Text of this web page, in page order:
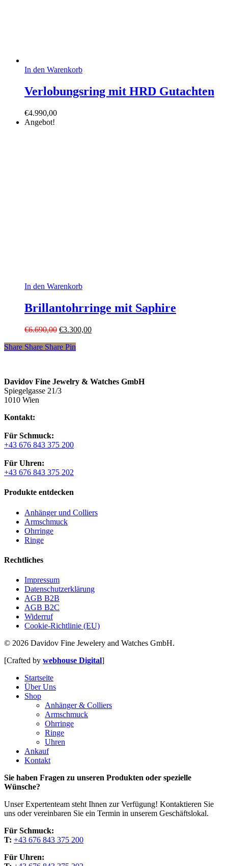
In den Warenkorb
Verlobungsring mit HRD Gutachten
€4.990,00
Angebot!
In den Warenkorb
Brillantohrringe mit Saphire
€6.690,00 Ursprünglicher
war:
€3.300,00Aktueller
Share Share Share Pin
Davidov Fine Jewelry & Watches GmbH
Spiegelgasse 21/3
1010 Wien
Kontakt:
Für Schmuck:
+43 676 843 375 200
Für Uhren:
+43 676 843 375 202
Produkte entdecken
Anhänger und Colliers
Armschmuck
Ohrringe
Ringe
Rechtliches
Impressum
Datenschutzerklärung
AGB B2B
AGB B2C
Widerruf
Cookie-Richtlinie (EU)
© 2026 Davidov Fine Jewelery and Watches GmbH.
[Crafted by webhouse Digital]
Close
Menu
Startseite
Über Uns
Shop
Anhänger & Colliers
Armschmuck
Ohrringe
Ringe
Uhren
Ankauf
Kontakt
Sie haben Fragen zu unseren Produkten oder spezielle
Wünsche?
Unser Expertenteam steht Ihnen zur Verfügung! Kontaktieren Sie
uns oder vereinbaren Sie ein Termin in unserem Geschäftslokal.
Für Schmuck:
T: +43 676 843 375 200
Für Uhren: